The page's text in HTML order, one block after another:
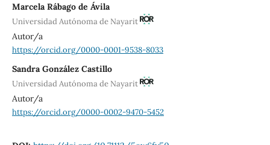
Marcela Rábago de Ávila
Universidad Autónoma de Nayarit
Autor/a
https://orcid.org/0000-0001-9538-8033
Sandra González Castillo
Universidad Autónoma de Nayarit
Autor/a
https://orcid.org/0000-0002-9470-5452